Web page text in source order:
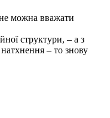
можна вважати
структури, – а з
– то знову